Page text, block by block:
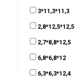
3*11,3*11,3
2,8*12,5*12,5
2,7*8,8*12,5
6,8*6,8*12
6,3*6,3*12,4